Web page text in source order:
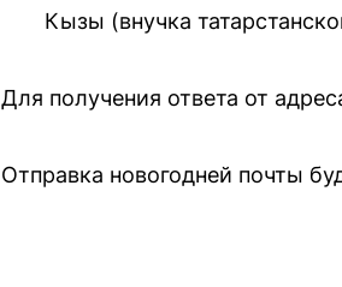
Кызы (внучка
Для получения ответа от
Отправка новогодней почты